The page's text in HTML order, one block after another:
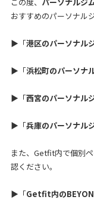
おすすめのパーソナル
▶「港区のパーソナル
▶「浜松町のパーソナ
▶「西宮のパーソナル
▶「兵庫のパーソナル
また、Getfit内で個別
認ください。
▶「Getfit内の